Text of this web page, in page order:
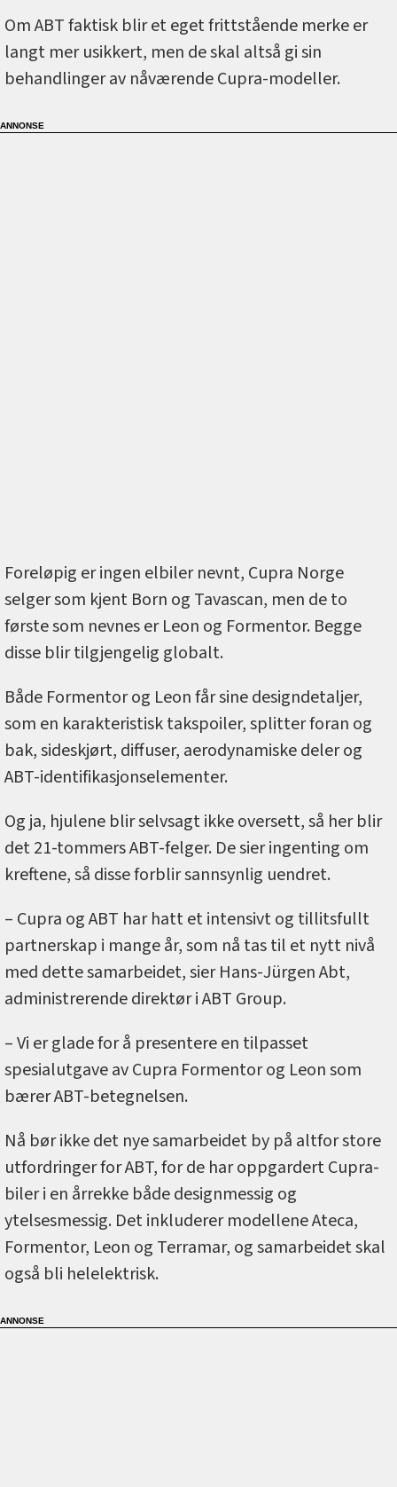
Om ABT faktisk blir et eget frittstående merke er
langt mer usikkert, men de skal altså gi sin
behandlinger av nåværende Cupra-modeller.
Foreløpig er ingen elbiler nevnt, Cupra Norge
selger som kjent Born og Tavascan, men de to
første som nevnes er Leon og Formentor. Begge
disse blir tilgjengelig globalt.
Både Formentor og Leon får sine designdetaljer,
som en karakteristisk takspoiler, splitter foran og
bak, sideskjørt, diffuser, aerodynamiske deler og
ABT-identifikasjonselementer.
Og ja, hjulene blir selvsagt ikke oversett, så her blir
det 21-tommers ABT-felger. De sier ingenting om
kreftene, så disse forblir sannsynlig uendret.
– Cupra og ABT har hatt et intensivt og tillitsfullt
partnerskap i mange år, som nå tas til et nytt nivå
med dette samarbeidet, sier Hans-Jürgen Abt,
administrerende direktør i ABT Group.
– Vi er glade for å presentere en tilpasset
spesialutgave av Cupra Formentor og Leon som
bærer ABT-betegnelsen.
Nå bør ikke det nye samarbeidet by på altfor store
utfordringer for ABT, for de har oppgardert Cupra-
biler i en årrekke både designmessig og
ytelsesmessig. Det inkluderer modellene Ateca,
Formentor, Leon og Terramar, og samarbeidet skal
også bli helelektrisk.